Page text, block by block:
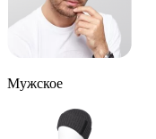
Мужское